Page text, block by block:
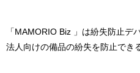
「MAMORIO Biz 」は紛失防止デ
法人向けの備品の紛失を防止でき